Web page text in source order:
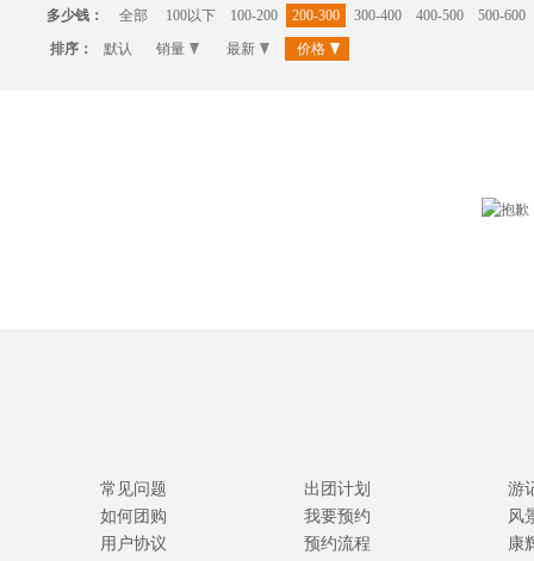
多少钱： 全部 100以下 100-200 200-300 300-400 400-500
500-600
排序：
默认 销量 最新 价格
常见问题
如何团购
用户协议
出团计划
我要预约
预约流程
游
风
康